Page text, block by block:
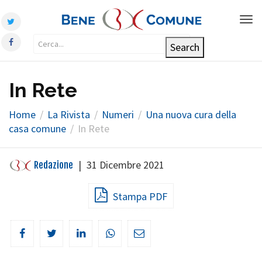
In Rete
Home La Rivista Numeri
Una nuova cura della
casa comune
In Rete
Redazione | 31 Dicembre 2021
Stampa PDF